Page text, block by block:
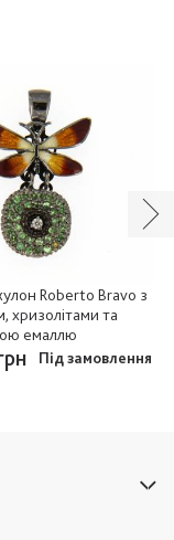
Roberto Bravo з
хризолітами та
емаллю
Під замовлення